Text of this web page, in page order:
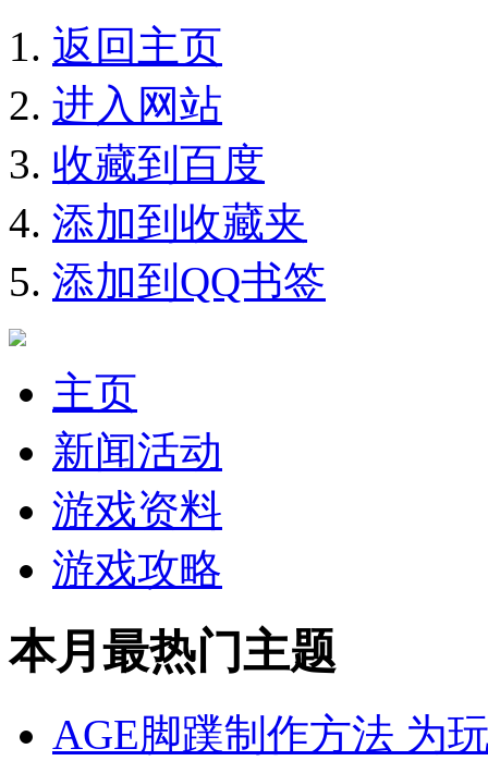
返回主页
进入网站
收藏到百度
添加到收藏夹
添加到QQ书签
主页
新闻活动
游戏资料
游戏攻略
本月最热门主题
AGE脚蹼制作方法 为